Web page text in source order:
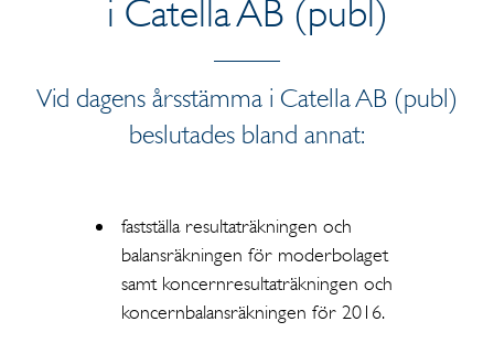
i Catella AB (publ)
Vid dagens årsstämma i Catella AB (publ)
beslutades bland annat:
fastställa resultaträkningen och
balansräkningen för moderbolaget
samt koncernresultaträkningen och
koncernbalansräkningen för 2016.